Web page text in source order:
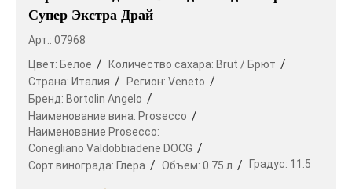
Супер Экстра Драй
Арт.: 07968
Цвет: Белое Количество сахара: Brut / Брют
Страна: Италия Регион: Veneto
Бренд: Bortolin Angelo
Наименование вина: Prosecco
Наименование Prosecco:
Conegliano Valdobbiadene DOCG
Сорт винограда: Глера Объем: 0.75 л Градус: 11.5